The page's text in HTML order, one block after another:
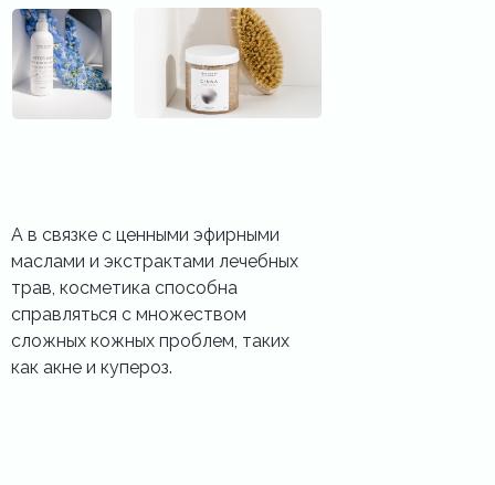
А в связке с ценными эфирными
маслами и экстрактами лечебных
трав, косметика способна
справляться с множеством
сложных кожных проблем, таких
как акне и купероз.